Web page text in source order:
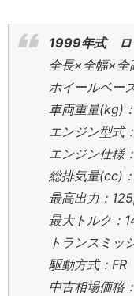
1999年式 ロ
全長×全幅×
ホイールベー
車両重量(kg)
エンジン型式
エンジン仕様
総排気量(cc)
最高出力：
最大トルク：
トランスミッ
駆動方式：FR
中古相場価格